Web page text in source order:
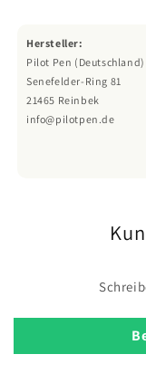
Hersteller:
Pilot Pen (Deutschland)
Senefelder-Ring 81
21465 Reinbek
info@pilotpen.de